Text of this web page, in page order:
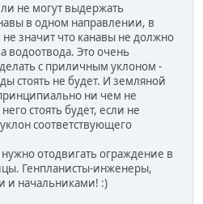
не могут выдержать
в одном направлении, в
не значит что канавы не должно
водоотвода. Это очень
с приличным уклоном -
стоять не будет. И земляной
ни чем не
стоять будет, если не
соответствующего
нужно отодвигать ограждение в
Генпланисты-инженеры,
и начальниками! :)